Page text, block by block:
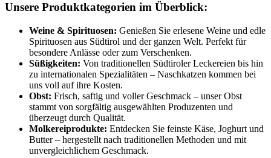
Unsere Produktkategorien im Überblick:
Weine & Spirituosen: Genießen Sie erlesene Weine und edle
Spirituosen aus Südtirol und der ganzen Welt. Perfekt für
besondere Anlässe oder zum Verschenken.
Süßigkeiten: Von traditionellen Südtiroler Leckereien bis hin
zu internationalen Spezialitäten – Naschkatzen kommen bei
uns voll auf ihre Kosten.
Obst: Frisch, saftig und voller Geschmack – unser Obst
stammt von sorgfältig ausgewählten Produzenten und
überzeugt durch Qualität.
Molkereiprodukte: Entdecken Sie feinste Käse, Joghurt und
Butter – hergestellt nach traditionellen Methoden und mit
unvergleichlichem Geschmack.